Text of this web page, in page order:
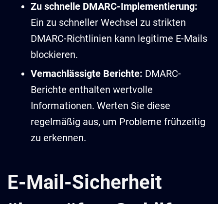
Zu schnelle DMARC-Implementierung:
Ein zu schneller Wechsel zu strikten
DMARC-Richtlinien kann legitime E-Mails
blockieren.
Vernachlässigte Berichte: DMARC-
Berichte enthalten wertvolle
Informationen. Werten Sie diese
regelmäßig aus, um Probleme frühzeitig
zu erkennen.
E-Mail-Sicherheit